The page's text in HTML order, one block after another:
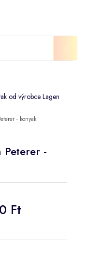
od výrobce Lagen
Peterer -
Ft